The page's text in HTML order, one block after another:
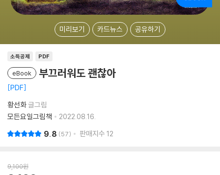
미리보기 카드뉴스 공유하기
소득공제 PDF
eBook 부끄러워도 괜찮아
PDF
황선화글그림
모든요일그림책
2022.08.16.
9.8 57 판매지수 12
9,100원